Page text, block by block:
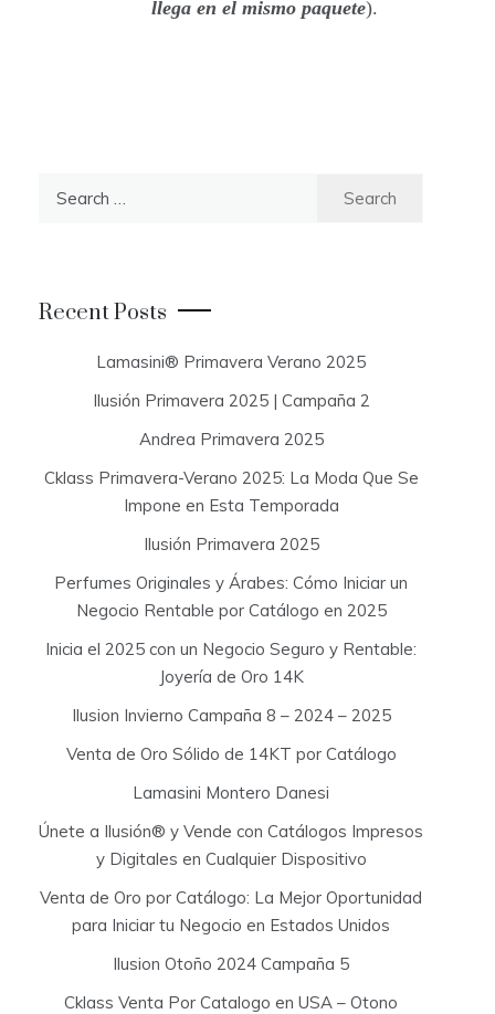
llega en el mismo paquete).
r
:
Recent Posts
Lamasini® Primavera Verano 2025
Ilusión Primavera 2025 | Campaña 2
Andrea Primavera 2025
Cklass Primavera-Verano 2025: La Moda Que Se
Impone en Esta Temporada
Ilusión Primavera 2025
Perfumes Originales y Árabes: Cómo Iniciar un
Negocio Rentable por Catálogo en 2025
Inicia el 2025 con un Negocio Seguro y Rentable:
Joyería de Oro 14K
Ilusion Invierno Campaña 8 – 2024 – 2025
Venta de Oro Sólido de 14KT por Catálogo
Lamasini Montero Danesi
Únete a Ilusión® y Vende con Catálogos Impresos
y Digitales en Cualquier Dispositivo
Venta de Oro por Catálogo: La Mejor Oportunidad
para Iniciar tu Negocio en Estados Unidos
Ilusion Otoño 2024 Campaña 5
Cklass Venta Por Catalogo en USA – Otono